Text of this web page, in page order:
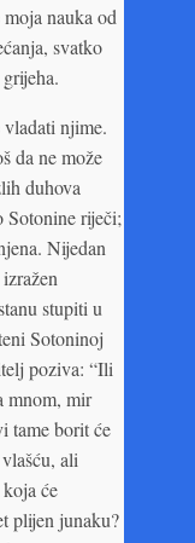
nauka od
svatko
njime.
da ne može
duhova
Sotonine riječi;
Nijedan
stupiti u
Sotoninoj
poziva: “Ili
mnom, mir
tame borit će
ali
će
plijen junaku?